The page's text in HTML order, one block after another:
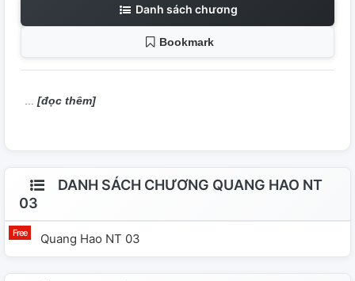
Danh sách chương
Bookmark
[đọc thêm]
DANH SÁCH CHƯƠNG QUANG HAO NT
03
Quang Hao NT 03